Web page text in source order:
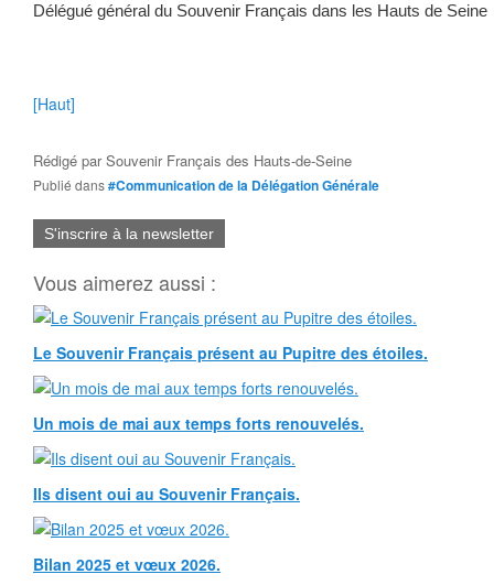
Délégué général du Souvenir Français dans les Hauts de Seine
[Haut]
Rédigé parSouvenir Français des Hauts-de-Seine
Publié dans#Communication de la Délégation Générale
S'inscrire à la newsletter
Vous aimerez aussi :
Le Souvenir Français présent au Pupitre des étoiles.
Un mois de mai aux temps forts renouvelés.
Ils disent oui au Souvenir Français.
Bilan 2025 et vœux 2026.